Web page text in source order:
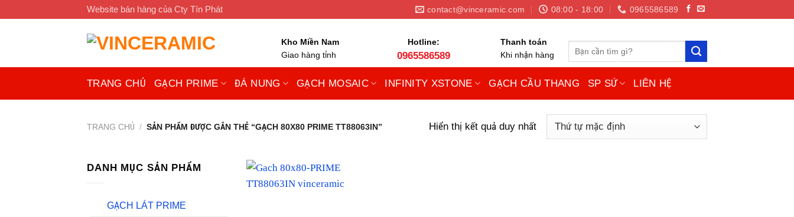
Website bán hàng của Cty Tín Phát contact@vinceramic.com 08:00 - 18:00 0965586589
Kho Miền Nam
Giao hàng tỉnh
Hotline:
0965586589
Thanh toán
Khi nhận hàng
Tìm
kiếm:
TRANG CHỦ GẠCH PRIME ĐÁ NUNG GẠCH MOSAIC INFINITY XSTONE GẠCH CẦU THANG SP SỨ LIÊN HỆ
TRANG CHỦ / SẢN PHẨM ĐƯỢC GẮN THẺ “GẠCH 80X80 PRIME TT88063IN” Hiển thị kết quả duy nhất
DANH MỤC SẢN PHẨM
GẠCH LÁT PRIME